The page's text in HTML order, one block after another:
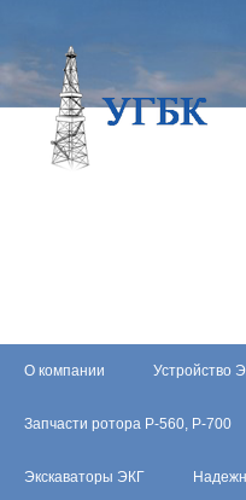
О компании Устройство
Запчасти ротора Р-560, Р-700
Экскаваторы ЭКГ